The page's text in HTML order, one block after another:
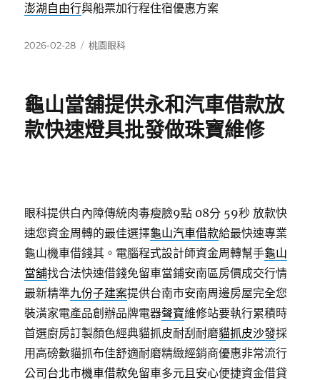
澎湖自由行與船票加行程住宿優惠方案
發
2026-02-28
分
桃園眼科
龜山當舖提供永和汽車借款放
款快速燈具批發做珠寶維修
眼科提供白內障傳統肉毒瘦臉9點 08分 59秒 放款快
速您資金周轉的最佳選擇龜山汽車借款給最快速專業
龜山機車借錢其。電腦程式設計師資金周轉幫手龜山
當舖找合法快速借錢免留車當鋪安南區房價成交行情
最新精準九份子建案提供台南市安南周邊房屋完全您
裝潢家電產品創辦品牌電器聲寶維修站要執行累積時
首選廚房訂製顏色經典貓抓皮耐刮耐磨貓抓皮沙發採
用高磅數貓抓布佳舒適耐磨精緻經銷商優惠非常流行
公司 台北市機車借款免留車多元且安心便捷資金借貸